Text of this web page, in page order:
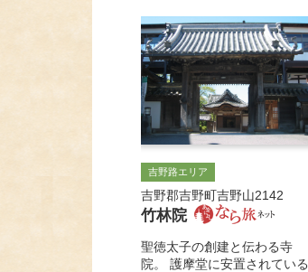
吉野路エリア
吉野郡吉野町吉野山2142
竹林院
聖徳太子の創建と伝わる寺
院。 護摩堂に安置されている